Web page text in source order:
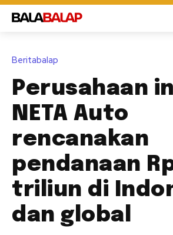
Beritabalap
Perusahaan
NETA Auto
rencanakan
pendanaan
triliun di
dan global